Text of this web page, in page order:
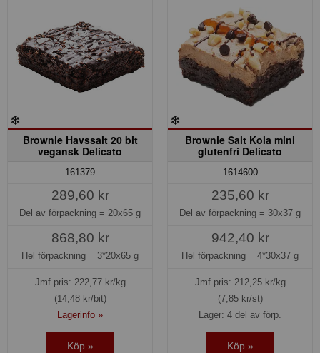
Brownie Havssalt 20 bit
vegansk Delicato
161379
289,60 kr
Del av förpackning = 20x65 g
868,80 kr
Hel förpackning = 3*20x65 g
Jmf.pris: 222,77kr/kg
(14,48 kr/bit)
Lagerinfo »
Köp »
Brownie Salt Kola mini
glutenfri Delicato
1614600
235,60 kr
Del av förpackning = 30x37 g
942,40 kr
Hel förpackning = 4*30x37 g
Jmf.pris: 212,25kr/kg
(7,85 kr/st)
Lager: 4 del av förp.
Köp »